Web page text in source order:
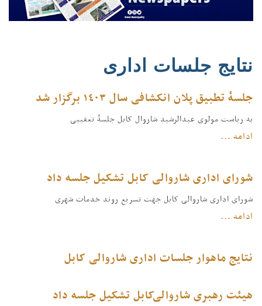
نتایج جلسات اداری
جلسهٔ تطبیق پلان انکشافی سال ١٤٠٣ برگزار شد
به ریاست مولوی عبدالرشید شاروال کابل جلسهٔ تعقیبی
ادامه ...
شورای اداری شاروالی کابل تشکیل جلسه داد
شورای اداری شاروالی کابل جهت تسریع روند خدمات شهری
ادامه ...
نتایج ماهوار جلسات اداری شاروالی کابل
هیئت رهبری شاروالی‌کابل تشکیل جلسه داد